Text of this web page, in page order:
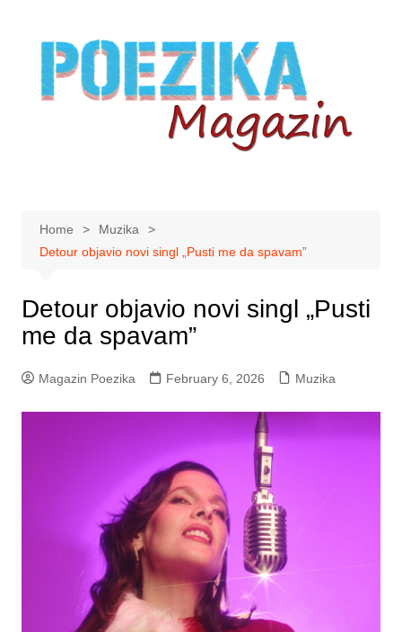
content
Home
Muzika
Detour objavio novi singl „Pusti me da spavam”
Detour objavio novi singl „Pusti
me da spavam”
Magazin Poezika February 6, 2026 Muzika